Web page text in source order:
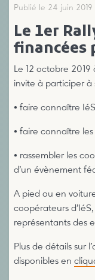
Publié le 24 juin 2019
Le 1er
financées
Le 12 octobre 2019
invite à participer à
• faire connaître
• faire connaître
• rassembler les
d’un évènement
A pied ou en
coopérateurs
représentants des
Plus de détails sur
disponibles en